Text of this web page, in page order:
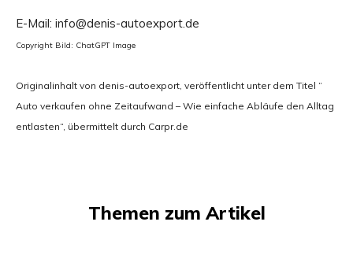
E-Mail: info@denis-autoexport.de
Copyright Bild: ChatGPT Image
Originalinhalt von denis-autoexport, veröffentlicht unter dem Titel “
Auto verkaufen ohne Zeitaufwand – Wie einfache Abläufe den Alltag
entlasten“, übermittelt durch Carpr.de
Themen zum Artikel